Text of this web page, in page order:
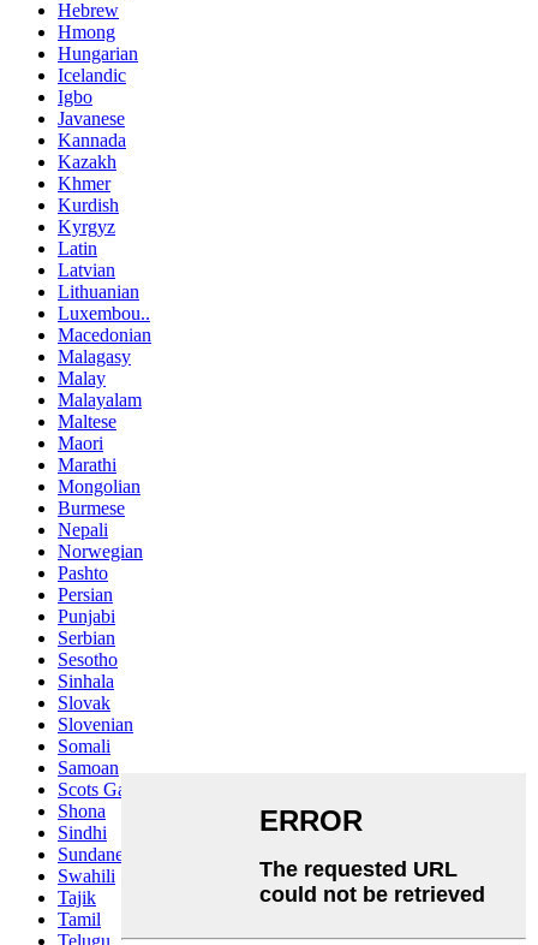
Hebrew
Hmong
Hungarian
Icelandic
Igbo
Javanese
Kannada
Kazakh
Khmer
Kurdish
Kyrgyz
Latin
Latvian
Lithuanian
Luxembou..
Macedonian
Malagasy
Malay
Malayalam
Maltese
Maori
Marathi
Mongolian
Burmese
Nepali
Norwegian
Pashto
Persian
Punjabi
Serbian
Sesotho
Sinhala
Slovak
Slovenian
Somali
Samoan
Scots Gaelic
Shona
Sindhi
Sundanese
Swahili
Tajik
Tamil